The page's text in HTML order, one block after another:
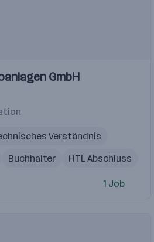
GmbH
Verständnis
Buchhalter
HTL Abschluss
1 Job